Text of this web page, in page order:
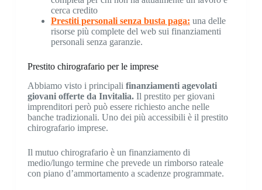
cerca credito
Prestiti personali senza busta paga: una delle
risorse più complete del web sui finanziamenti
personali senza garanzie.
Prestito chirografario per le imprese
Abbiamo visto i principali finanziamenti agevolati
giovani offerte da Invitalia.Il prestito per giovani
imprenditori però può essere richiesto anche nelle
banche tradizionali. Uno dei più accessibili è il prestito
chirografario imprese.
Il mutuo chirografario è un finanziamento di
medio/lungo termine che prevede un rimborso rateale
con piano d’ammortamento a scadenze programmate.